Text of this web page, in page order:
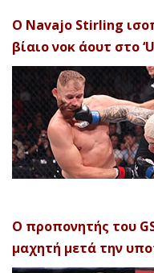
Ο Navajo Stirling
βίαιο νοκ άουτ στο
Ο προπονητής του
μαχητή μετά την